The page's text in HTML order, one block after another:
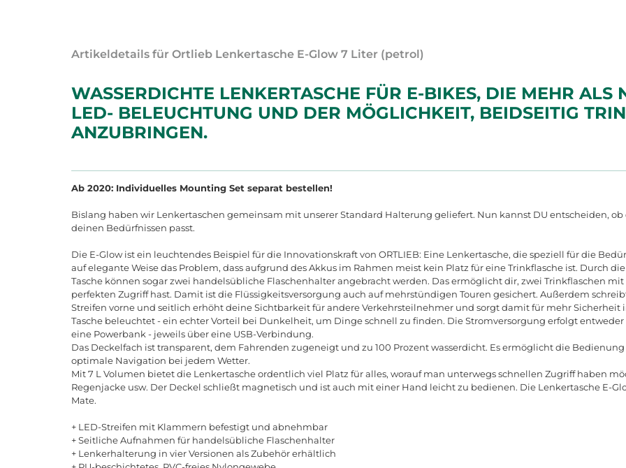
Artikeldetails für Ortlieb Lenkertasche E-Glow 7 Liter (petrol)
WASSERDICHTE LENKERTASCHE FÜR E-BIKES, DIE MEHR ALS
LED- BELEUCHTUNG UND DER MÖGLICHKEIT, BEIDSEITIG
ANZUBRINGEN.
Ab 2020: Individuelles Mounting Set separat bestellen!
Bislang haben wir Lenkertaschen gemeinsam mit unserer Standard Halterung geliefert. Nun kannst DU entscheiden,
deinen Bedürfnissen passt.
Die E-Glow ist ein leuchtendes Beispiel für die Innovationskraft von ORTLIEB: Eine Lenkertasche, die speziell für die
auf elegante Weise das Problem, dass aufgrund des Akkus im Rahmen meist kein Platz für eine Trinkflasche ist. Durch
Tasche können sogar zwei handelsübliche Flaschenhalter angebracht werden. Das ermöglicht dir, zwei Trinkflaschen
perfekten Zugriff hast. Damit ist die Flüssigkeitsversorgung auch auf mehrstündigen Touren gesichert. Außerdem
Streifen vorne und seitlich erhöht deine Sichtbarkeit für andere Verkehrsteilnehmer und sorgt damit für mehr Sicherheit
Tasche beleuchtet - ein echter Vorteil bei Dunkelheit, um Dinge schnell zu finden. Die Stromversorgung erfolgt
eine Powerbank - jeweils über eine USB-Verbindung.
Das Deckelfach ist transparent, dem Fahrenden zugeneigt und zu 100 Prozent wasserdicht. Es ermöglicht die
optimale Navigation bei jedem Wetter.
Mit 7 L Volumen bietet die Lenkertasche ordentlich viel Platz für alles, worauf man unterwegs schnellen Zugriff haben
Regenjacke usw. Der Deckel schließt magnetisch und ist auch mit einer Hand leicht zu bedienen. Die Lenkertasche E-
Mate.
+ LED-Streifen mit Klammern befestigt und abnehmbar
+ Seitliche Aufnahmen für handelsübliche Flaschenhalter
+ Lenkerhalterung in vier Versionen als Zubehör erhältlich